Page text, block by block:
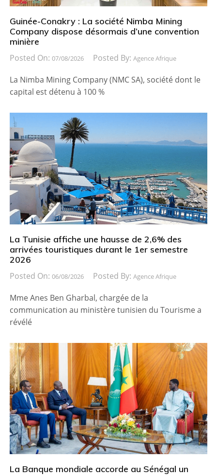
Guinée-Conakry : La société Nimba Mining
Company dispose désormais d’une convention
minière
Posted On: 07/08/2026 Posted By: Agence Afrique
La Nimba Mining Company (NMC SA), société dont le
capital est détenu à 100 %
La Tunisie affiche une hausse de 2,6% des
arrivées touristiques durant le 1er semestre
2026
Posted On: 06/08/2026 Posted By: Agence Afrique
Mme Anes Ben Gharbal, chargée de la
communication au ministère tunisien du Tourisme a
révélé
La Banque mondiale accorde au Sénégal un